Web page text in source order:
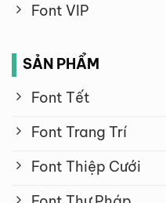
Font VIP
SẢN PHẨM
Font Tết
Font Trang Trí
Font Thiệp Cưới